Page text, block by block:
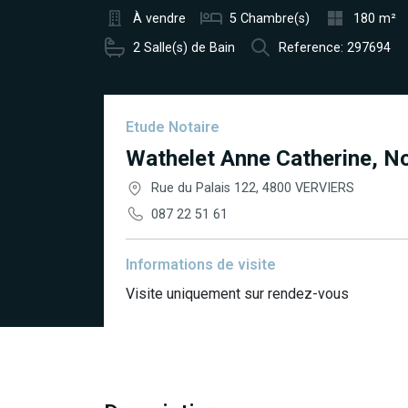
À vendre 5 Chambre(s)
180 m²
2 Salle(s) de Bain
Reference: 297694
Etude Notaire
Wathelet Anne Catherine,
Rue du Palais 122, 4800 VERVIERS
087 22 51 61
Informations de visite
Visite uniquement sur rendez-vous